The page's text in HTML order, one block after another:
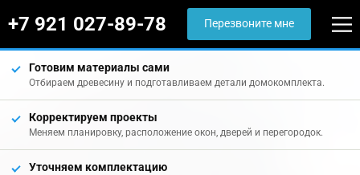
+7 921 027-89-78 Перезвоните мне
Готовим материалы сами
Отбираем древесину и подготавливаем детали домокомплекта.
Корректируем проекты
Меняем планировку, расположение окон, дверей и перегородок.
Уточняем комплектацию